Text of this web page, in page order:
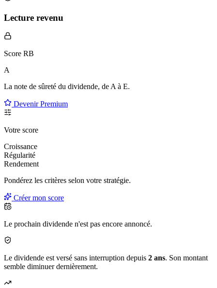
Lecture revenu
Score RB
A
La note de sûreté du dividende, de A à E.
Devenir Premium
Votre score
Croissance
Régularité
Rendement
Pondérez les critères selon votre stratégie.
Créer mon score
Le prochain dividende n'est pas encore annoncé.
Le dividende est versé sans interruption depuis 2 ans. Son montant
semble diminuer dernièrement.